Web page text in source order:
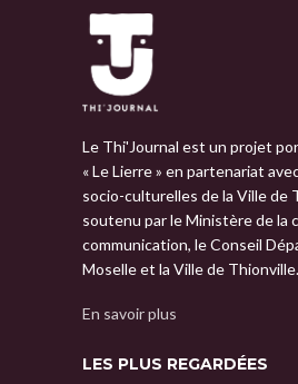
Le Thi'Journal est un projet
« Le Lierre » en partenariat
socio-culturelles de la Ville de
soutenu par le Ministère de la
communication, le Conseil
Moselle et la Ville de Thionville.
En savoir plus
LES PLUS REGARDÉES